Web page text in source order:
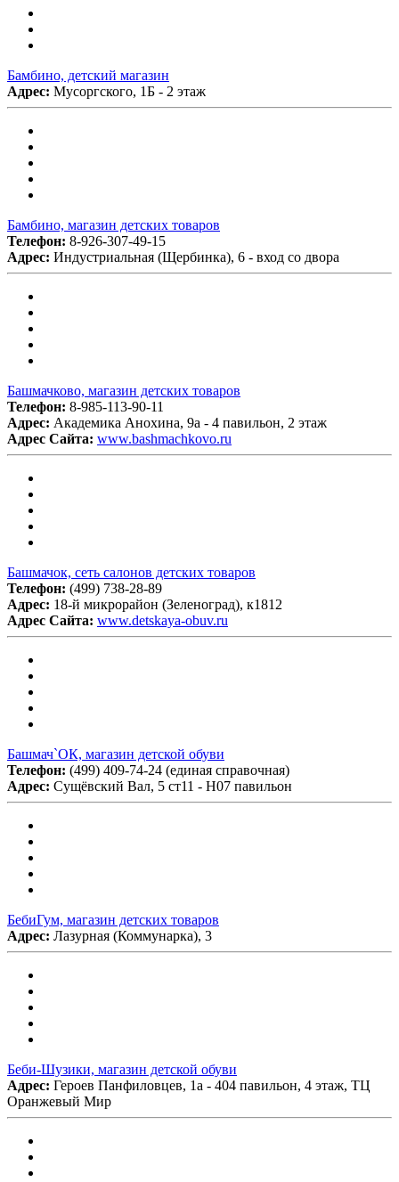
Бамбино, детский магазин
Адрес: Мусоргского, 1Б - 2 этаж
Бамбино, магазин детских товаров
Телефон: 8-926-307-49-15
Адрес: Индустриальная (Щербинка), 6 - вход со двора
Башмачково, магазин детских товаров
Телефон: 8-985-113-90-11
Адрес: Академика Анохина, 9а - 4 павильон, 2 этаж
Адрес Сайта: www.bashmachkovo.ru
Башмачок, сеть салонов детских товаров
Телефон: (499) 738-28-89
Адрес: 18-й микрорайон (Зеленоград), к1812
Адрес Сайта: www.detskaya-obuv.ru
Башмач`ОК, магазин детской обуви
Телефон: (499) 409-74-24 (единая справочная)
Адрес: Сущёвский Вал, 5 ст11 - Н07 павильон
БебиГум, магазин детских товаров
Адрес: Лазурная (Коммунарка), 3
Беби-Шузики, магазин детской обуви
Адрес: Героев Панфиловцев, 1а - 404 павильон, 4 этаж, ТЦ
Оранжевый Мир